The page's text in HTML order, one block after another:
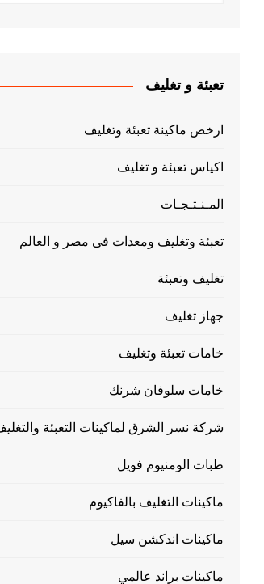
تعبئة و تغليف
ارخص ماكينة تعبئة وتغليف
اكياس تعبئة و تغليف
المـنـتـجـات
تعبئة وتغليف ومعدات فى مصر و العالم
تغليف وتعبئة
جهاز تغليف
خامات تعبئة وتغليف
خامات سلوفان شرنك
شركة نسر الشرق لماكينات التعبئة
طبات الومنيوم فويل
ماكينات التغليف بالفاكيوم
ماكينات اندكشن سيل
ماكينات براند عالمي